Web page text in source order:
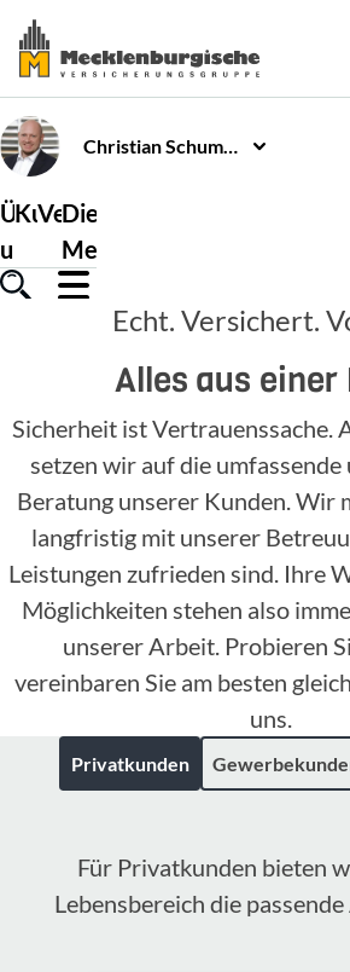
ChristianSchumnik
Über
uns
Kundenservice
Versicherungen
Die
Mecklenburgische
Echt. Versichert.
Alles aus einer
Sicherheit ist Vertrauenssache.
setzen wir auf die
Beratung unserer Kunden. Wir
langfristig mit unserer
Leistungen zufrieden sind. Ihre
Möglichkeiten stehen also
unserer Arbeit. Probieren
vereinbaren Sie am besten
uns.
Privatkunden
Für Privatkunden bieten
Lebensbereich die